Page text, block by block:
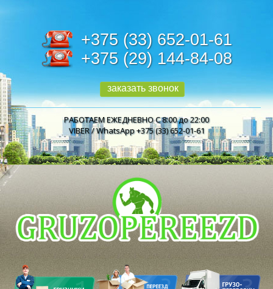
+375 (33) 652-01-61
+375 (29) 144-84-08
заказать звонок
РАБОТАЕМ ЕЖЕДНЕВНО С 8:00 до 22:00
VIBER / WhatsApp +375 (33) 652-01-61